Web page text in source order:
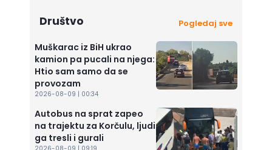
Društvo Pogledaj sve
Muškarac iz BiH ukrao
kamion pa pucali na njega:
Htio sam samo da se
provozam
2026-08-09 | 00:34
Autobus na sprat zapeo
na trajektu za Korčulu, ljudi
ga tresli i gurali